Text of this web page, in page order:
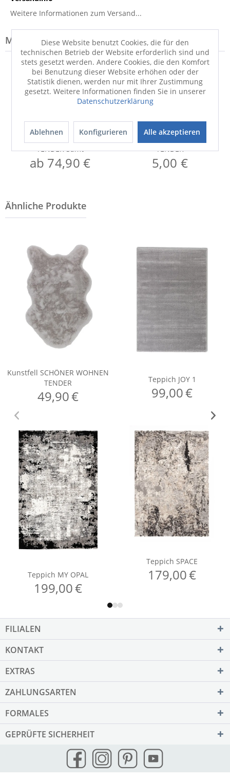
Weitere Informationen zum Versand...
Modell-Familie: TENDER
TENDER Samt
ab 74,90 €
Bild
TENDER
5,00 €
FILIALEN
KONTAKT
EXTRAS
ZAHLUNGSARTEN
FORMALES
GEPRÜFTE SICHERHEIT
Diese Website benutzt Cookies, die für den
technischen Betrieb der Website erforderlich sind und
stets gesetzt werden. Andere Cookies, die den Komfort
bei Benutzung dieser Website erhöhen oder der
Statistik dienen, werden nur mit Ihrer Zustimmung
gesetzt. Weitere Informationen finden Sie in unserer
Datenschutzerklärung
Ablehnen Konfigurieren Alle akzeptieren